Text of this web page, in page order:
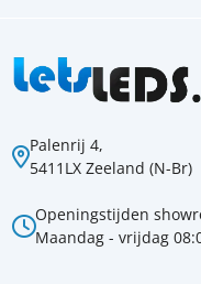
Palenrij 4,
5411LX Zeeland (N-Br)
Openingstijden
Maandag - vrijdag